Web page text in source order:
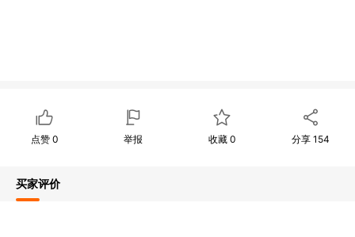
点赞 0 举报 收藏 0 分享 154
买家评价